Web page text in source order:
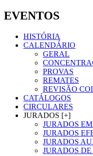
EVENTOS
HISTÓRIA
CALENDÁRIO
GERAL
PROVAS
REMATES
REVISÃO
CATÁLOGOS
CIRCULARES
JURADOS [+]
JURADOS
JURADOS
JURADOS
JURADOS